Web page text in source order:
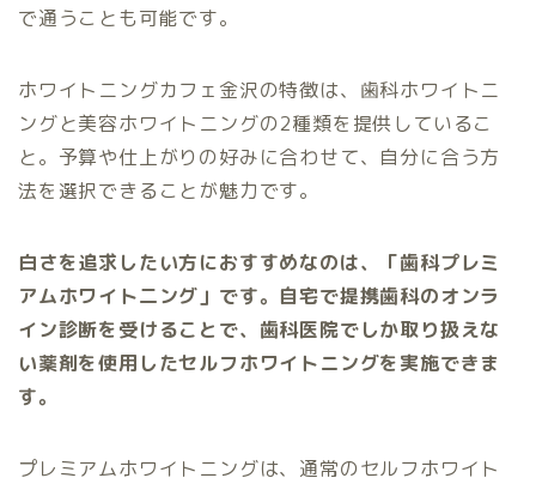
で通うことも可能です。
ホワイトニングカフェ金沢の特徴は、歯科ホワイトニ
ングと美容ホワイトニングの2種類を提供しているこ
と。予算や仕上がりの好みに合わせて、自分に合う方
法を選択できることが魅力です。
白さを追求したい方におすすめなのは、「歯科プレミ
アムホワイト二ング」です。自宅で提携歯科のオンラ
イン診断を受けることで、歯科医院でしか取り扱えな
い薬剤を使用したセルフホワイトニングを実施できま
す。
プレミアムホワイトニングは、通常のセルフホワイト